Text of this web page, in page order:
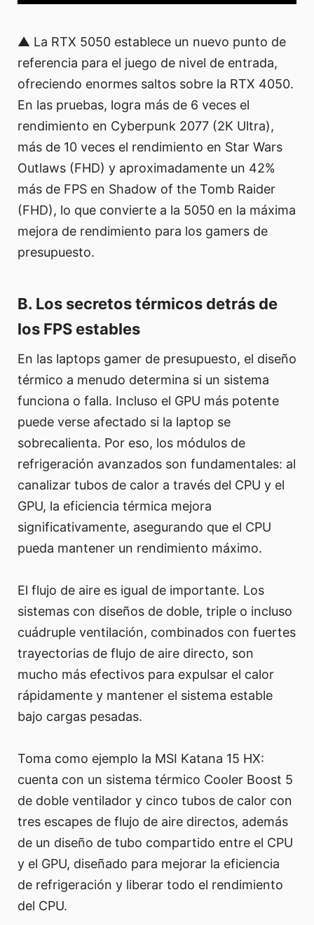
▲ La RTX 5050 establece un nuevo punto de
referencia para el juego de nivel de entrada,
ofreciendo enormes saltos sobre la RTX 4050.
En las pruebas, logra más de 6 veces el
rendimiento en Cyberpunk 2077 (2K Ultra),
más de 10 veces el rendimiento en Star Wars
Outlaws (FHD) y aproximadamente un 42%
más de FPS en Shadow of the Tomb Raider
(FHD), lo que convierte a la 5050 en la máxima
mejora de rendimiento para los gamers de
presupuesto.
B. Los secretos térmicos detrás de
los FPS estables
En las laptops gamer de presupuesto, el diseño
térmico a menudo determina si un sistema
funciona o falla. Incluso el GPU más potente
puede verse afectado si la laptop se
sobrecalienta. Por eso, los módulos de
refrigeración avanzados son fundamentales: al
canalizar tubos de calor a través del CPU y el
GPU, la eficiencia térmica mejora
significativamente, asegurando que el CPU
pueda mantener un rendimiento máximo.
El flujo de aire es igual de importante. Los
sistemas con diseños de doble, triple o incluso
cuádruple ventilación, combinados con fuertes
trayectorias de flujo de aire directo, son
mucho más efectivos para expulsar el calor
rápidamente y mantener el sistema estable
bajo cargas pesadas.
Toma como ejemplo la MSI Katana 15 HX:
cuenta con un sistema térmico Cooler Boost 5
de doble ventilador y cinco tubos de calor con
tres escapes de flujo de aire directos, además
de un diseño de tubo compartido entre el CPU
y el GPU, diseñado para mejorar la eficiencia
de refrigeración y liberar todo el rendimiento
del CPU.